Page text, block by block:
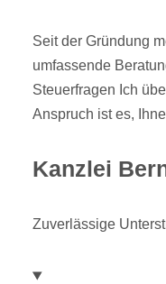
Seit der Gründung
umfassende
Steuerfragen Ich
Anspruch ist es,
Kanzlei
Zuverlässige